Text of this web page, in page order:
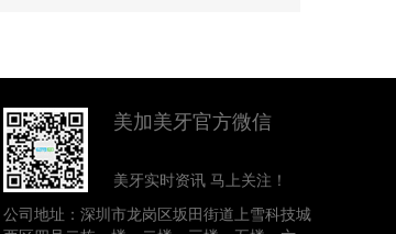
美加美牙官方微信
美牙实时资讯 马上关注！
公司地址：深圳市龙岗区坂田街道上雪科技城